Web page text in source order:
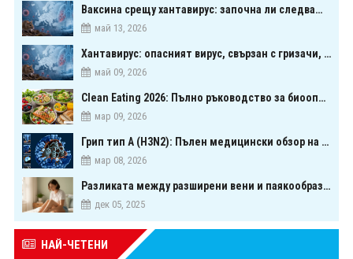
Ваксина срещу хантавирус: започна ли следващата голяма надпревара в медицината?
май 13, 2026
Хантавирус: опасният вирус, свързан с гризачи, който предизвика тревога в Европа
май 09, 2026
Clean Eating 2026: Пълно ръководство за биооптимизация чрез хранене
мар 09, 2026
Грип тип A (H3N2): Пълен медицински обзор на сезонния щам през 2026 г.
мар 08, 2026
Разликата между разширени вени и паякообразни вени - и как наистина можете да ги предотвратите
дек 05, 2025
НАЙ-ЧЕТЕНИ